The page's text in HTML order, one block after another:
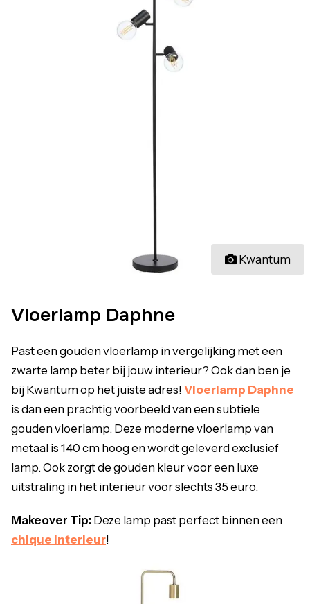
Kwantum
Vloerlamp Daphne
Past een gouden vloerlamp in vergelijking met een
zwarte lamp beter bij jouw interieur? Ook dan ben je
bij Kwantum op het juiste adres! Vloerlamp Daphne
is dan een prachtig voorbeeld van een subtiele
gouden vloerlamp. Deze moderne vloerlamp van
metaal is 140 cm hoog en wordt geleverd exclusief
lamp. Ook zorgt de gouden kleur voor een luxe
uitstraling in het interieur voor slechts 35 euro.
Makeover Tip: Deze lamp past perfect binnen een
chique interieur!